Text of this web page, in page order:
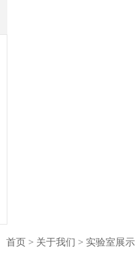
首页 > 关于我们 > 实验室展示